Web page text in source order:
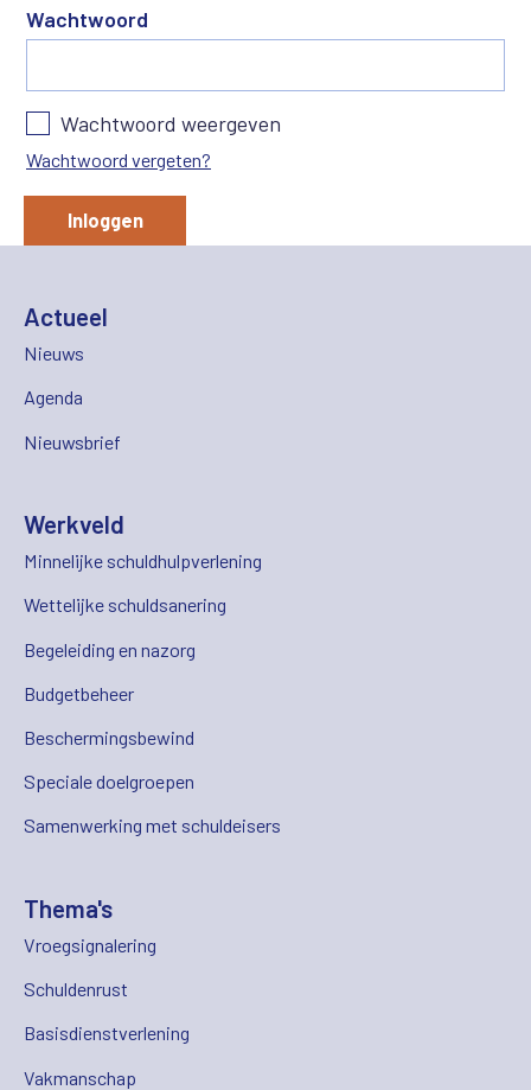
Wachtwoord
Wachtwoord weergeven
Wachtwoord vergeten?
Inloggen
Actueel
Nieuws
Agenda
Nieuwsbrief
Werkveld
Minnelijke schuldhulpverlening
Wettelijke schuldsanering
Begeleiding en nazorg
Budgetbeheer
Beschermingsbewind
Speciale doelgroepen
Samenwerking met schuldeisers
Thema's
Vroegsignalering
Schuldenrust
Basisdienstverlening
Vakmanschap